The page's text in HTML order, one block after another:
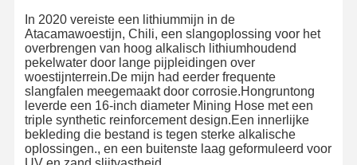
In 2020 vereiste een lithiummijn in de
Atacamawoestijn, Chili, een slangoplossing voor het
overbrengen van hoog alkalisch lithiumhoudend
pekelwater door lange pijpleidingen over
woestijnterrein.De mijn had eerder frequente
slangfalen meegemaakt door corrosie.Hongruntong
leverde een 16-inch diameter Mining Hose met een
triple synthetic reinforcement design.Een innerlijke
bekleding die bestand is tegen sterke alkalische
oplossingen., en een buitenste laag geformuleerd voor